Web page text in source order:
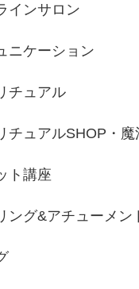
インサロン
ニケーション
チュアル
チュアルSHOP・
ト講座
ング&アチューメン